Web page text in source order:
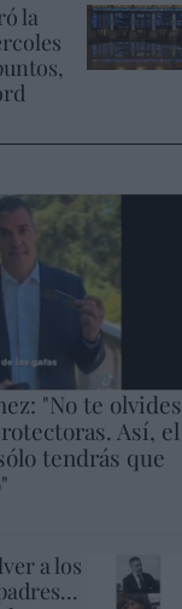
la
"No te olvides
Así, el
tendrás que
a los